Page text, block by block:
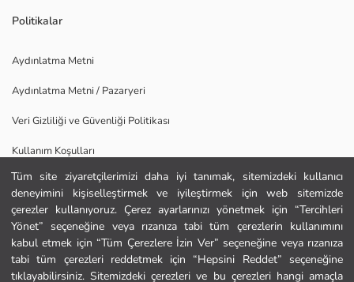
Tüm site ziyaretçilerimizi daha iyi tanımak, sitemizdeki kullanıcı
deneyimini kişiselleştirmek ve iyileştirmek için web sitemizde
çerezler kullanıyoruz. Çerez ayarlarınızı yönetmek için “Tercihleri
Yönet” seçeneğine veya rızanıza tabi tüm çerezlerin kullanımını
kabul etmek için “Tüm Çerezlere İzin Ver” seçeneğine veya rızanıza
tabi tüm çerezleri reddetmek için “Hepsini Reddet” seçeneğine
tıklayabilirsiniz. Sitemizdeki çerezleri ve bu çerezleri hangi amaçla
Ana Sayfa
Kategoriler
Sepetim
Politikalar
Aydınlatma Metni
Aydınlatma Metni / Pazaryeri
Veri Gizliliği ve Güvenliği Politikası
Kullanım Koşulları
Uygulamamızı İndirin